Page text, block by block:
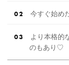
今すぐ始め
より本格的
のもあり♡